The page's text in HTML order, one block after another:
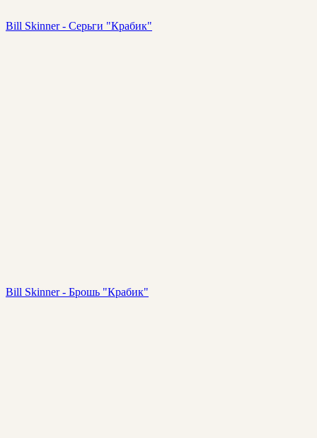
Bill Skinner - Серьги "Крабик"
Bill Skinner - Брошь "Крабик"